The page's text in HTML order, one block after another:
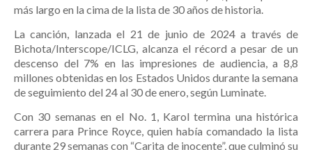
más largo en la cima de la lista de 30 años de historia.
La canción, lanzada el 21 de junio de 2024 a través de
Bichota/Interscope/ICLG, alcanza el récord a pesar de un
descenso del 7% en las impresiones de audiencia, a 8,8
millones obtenidas en los Estados Unidos durante la semana
de seguimiento del 24 al 30 de enero, según Luminate.
Con 30 semanas en el No. 1, Karol termina una histórica
carrera para Prince Royce, quien había comandado la lista
durante 29 semanas con “Carita de inocente”, que culminó su